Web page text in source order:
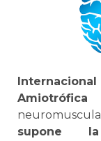
supone